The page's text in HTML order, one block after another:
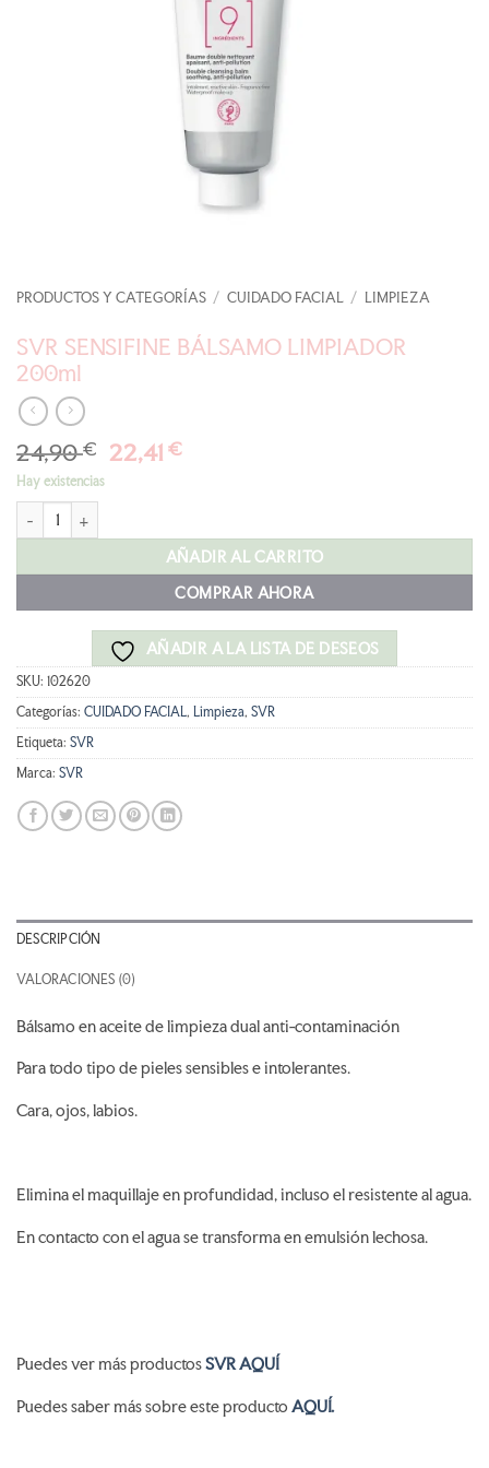
PRODUCTOS Y CATEGORÍAS / CUIDADO FACIAL / LIMPIEZA
SVR SENSIFINE BÁLSAMO LIMPIADOR
200ml
24,90€ El
24,90 €.
22,41€El
22,41 €.
Hay existencias
SVR SENSIFINE BÁLSAMO LIMPIADOR 200ml cantidad
AÑADIR AL CARRITO
COMPRAR AHORA
AÑADIR A LA LISTA DE DESEOS
SKU: 102620
Categorías: CUIDADO FACIAL, Limpieza, SVR
Etiqueta: SVR
Marca: SVR
DESCRIPCIÓN
VALORACIONES (0)
Bálsamo en aceite de limpieza dual anti-contaminación
Para todo tipo de pieles sensibles e intolerantes.
Cara, ojos, labios.
Elimina el maquillaje en profundidad, incluso el resistente al agua.
En contacto con el agua se transforma en emulsión lechosa.
Puedes ver más productosSVR AQUÍ
Puedes saber más sobre este producto AQUÍ.